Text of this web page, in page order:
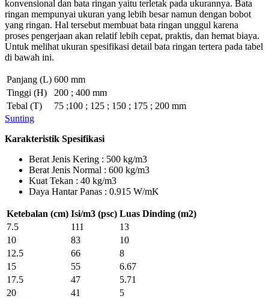
konvensional dan bata ringan yaitu terletak pada ukurannya. Bata
ringan mempunyai ukuran yang lebih besar namun dengan bobot
yang ringan. Hal tersebut membuat bata ringan unggul karena
proses pengerjaan akan relatif lebih cepat, praktis, dan hemat biaya.
Untuk melihat ukuran spesifikasi detail bata ringan tertera pada tabel
di bawah ini.
Sunting
Panjang (L) 600 mm
Tinggi (H)
200 ; 400 mm
Tebal (T)
75 ;100 ; 125 ; 150 ; 175 ; 200 mm
Karakteristik Spesifikasi
Berat Jenis Kering : 500 kg/m3
Berat Jenis Normal : 600 kg/m3
Kuat Tekan : 40 kg/m3
Daya Hantar Panas : 0.915 W/mK
Ketebalan (cm) Isi/m3 (psc) Luas Dinding (m2)
7.5
111
13
10
83
10
12.5
66
8
15
55
6.67
17.5
47
5.71
20
41 5